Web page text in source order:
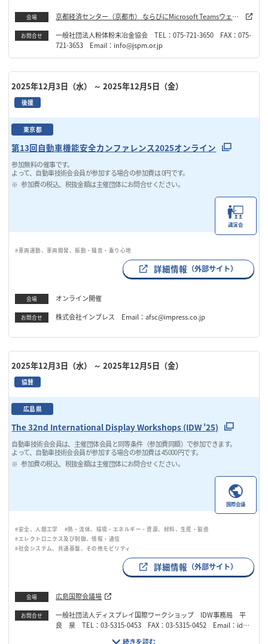
会場
京都経済センター（京都市） ならびにMicrosoft Teamsウェビ
お問合せ
一般社団法人粉体粉末冶金協会 TEL：075-721-3650 FAX：075-
721-3653 Email：info@jspm.or.jp
2025年12月3日（水） ～ 2025年12月5日（金）
後援
東京都
第13回自動車機能安全カンファレンス2025オンライン
参加無料の催事です。
よって、自動車技術会会員が参加する場合の参加費は 0円です。
参加費の税込、税抜金額は主催団体にお問合せください。
講演会
#車両運動、車両開発、振動・騒音・乗り心地
詳細情報 （外部サイト）
会場 オンライン開催
お問合せ 株式会社インプレス Email：afsc@impress.co.jp
2025年12月3日（水） ～ 2025年12月5日（金）
協賛
広島県
The 32nd International Display Workshops (IDW '25)
自動車技術会会員は、主催団体会員と同等条件（参加費同額）で参加できます。
よって、自動車技術会会員が参加する場合の参加費は 45000円です。
参加費の税込、税抜金額は主催団体にお問合せください。
国際会議
#安全、人間工学
#熱・流体、環境・エネルギー・資源、材料、生産・製造
#エレクトロニクス及び制御、情報・通信
#社会システム、共通基盤、その他モビリティ
詳細情報 （外部サイト）
会場 広島国際会議場
お問合せ
一般社団法人ディスプレイ国際ワークショップ IDW事務局 平
良 泉 TEL：03-5315-0453 FAX：03-5315-0452 Email：idw